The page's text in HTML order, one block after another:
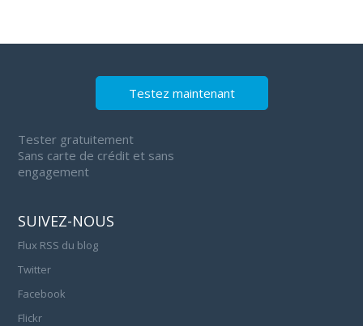
Testez maintenant
Tester gratuitement
Sans carte de crédit et sans
engagement
SUIVEZ-NOUS
Flux RSS du blog
Twitter
Facebook
Flickr